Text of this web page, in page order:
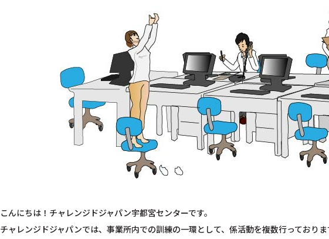
こんにちは！チャレンジドジャパン宇都宮センターです。
チャレンジドジャパンでは、事業所内での訓練の一環として、係活動を複数行っておりま